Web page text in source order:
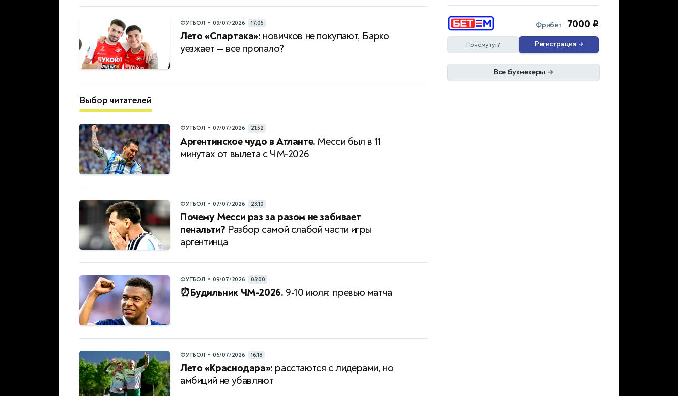
ФУТБОЛ • 09/07/2026 17:05
Лето «Спартака»: новичков не покупают, Барко
уезжает — все пропало?
Выбор читателей
ФУТБОЛ • 07/07/2026 21:52
Аргентинское чудо в Атланте. Месси был в 11
минутах от вылета с ЧМ-2026
ФУТБОЛ • 07/07/2026 23:10
Почему Месси раз за разом не забивает
пенальти? Разбор самой слабой части игры
аргентинца
ФУТБОЛ • 09/07/2026 05:00
⏰Будильник ЧМ-2026. 9-10 июля: превью матча
ФУТБОЛ • 06/07/2026 16:18
Лето «Краснодара»: расстаются с лидерами, но
амбиций не убавляют
Фрибет 7000 ₽
Почему тут? Регистрация →
Все букмекеры →